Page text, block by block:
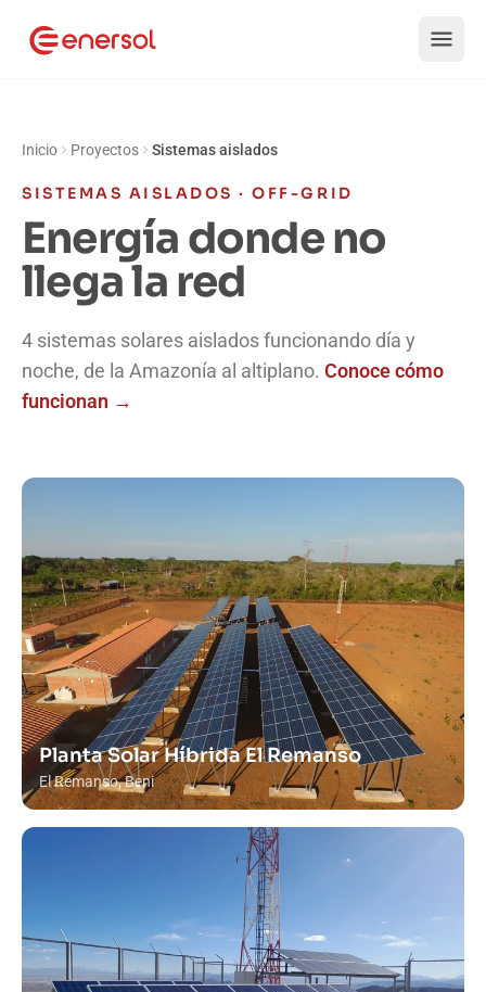
Inicio Proyectos Sistemas aislados
SISTEMAS AISLADOS · OFF-GRID
Energía donde no
llega la red
4 sistemas solares aislados funcionando día y
noche, de la Amazonía al altiplano. Conoce cómo
funcionan →
Planta Solar Híbrida El Remanso
El Remanso, Beni